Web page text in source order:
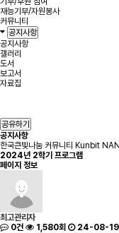
재능기부/자원봉사
커뮤니티
공지사항
공지사항
갤러리
도서
보고서
자료집
공유하기
공지사항
한국큰빛나눔 커뮤니티 Kunbit
2024년 2학기 프로그램
페이지 정보
최고관리자
0건
1,580회 24-08-19